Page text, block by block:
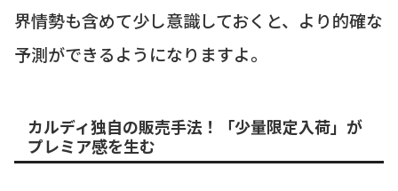
界情勢も含めて少し意識しておくと、より的確な
予測ができるようになりますよ。
カルディ独自の販売手法！「少量限定入荷」が
プレミア感を生む